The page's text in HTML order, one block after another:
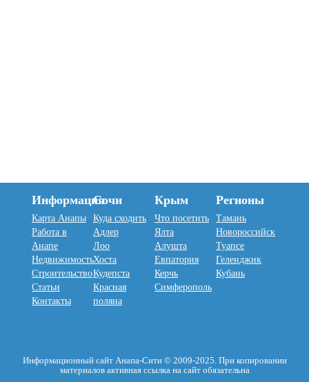
Информация
Карта Анапы
Работа в
Анапе
Недвижимость
Строительство
Статьи
Контакты
Сочи
Куда сходить
Адлер
Лоо
Хоста
Кудепста
Красная
поляна
Крым
Что посетить
Ялта
Алушта
Евпатория
Керчь
Симферополь
Регионы
Тамань
Новороссийск
Туапсе
Геленджик
Кубань
Информационный сайт Анапа-Сити © 2009-2025. При копировании
материалов активная ссылка на сайт обязательна